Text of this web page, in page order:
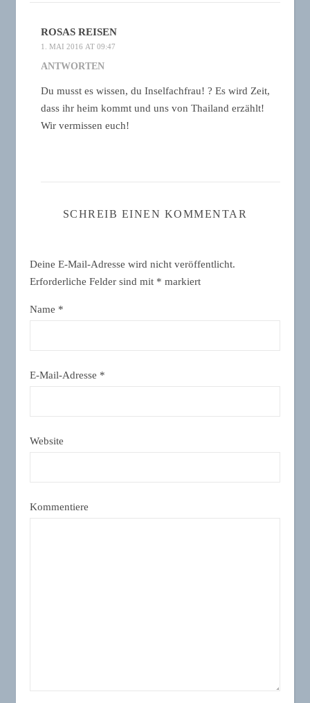
ROSAS REISEN
1. MAI 2016 AT 09:47
ANTWORTEN
Du musst es wissen, du Inselfachfrau! ? Es wird Zeit,
dass ihr heim kommt und uns von Thailand erzählt!
Wir vermissen euch!
SCHREIB EINEN KOMMENTAR
Deine E-Mail-Adresse wird nicht veröffentlicht.
Erforderliche Felder sind mit * markiert
Name *
E-Mail-Adresse *
Website
Kommentiere